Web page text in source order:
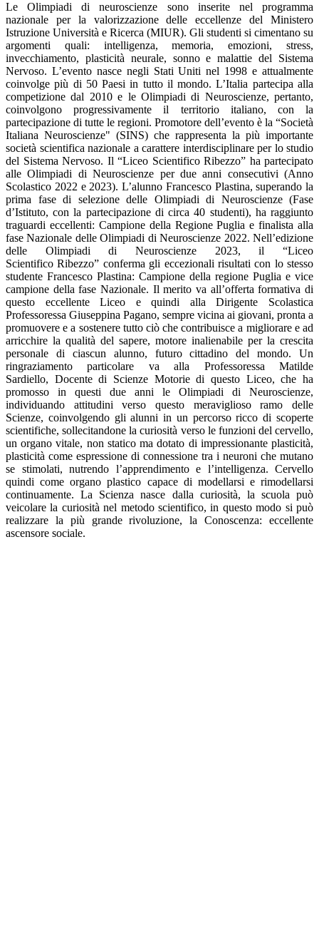
Le Olimpiadi di neuroscienze sono inserite nel programma
nazionale per la valorizzazione delle eccellenze del Ministero
Istruzione Università e Ricerca (MIUR). Gli studenti si cimentano su
argomenti quali: intelligenza, memoria, emozioni, stress,
invecchiamento, plasticità neurale, sonno e malattie del Sistema
Nervoso. L’evento nasce negli Stati Uniti nel 1998 e attualmente
coinvolge più di 50 Paesi in tutto il mondo. L’Italia partecipa alla
competizione dal 2010 e le Olimpiadi di Neuroscienze, pertanto,
coinvolgono progressivamente il territorio italiano, con la
partecipazione di tutte le regioni. Promotore dell’evento è la “Società
Italiana Neuroscienze" (SINS) che rappresenta la più importante
società scientifica nazionale a carattere interdisciplinare per lo studio
del Sistema Nervoso. Il “Liceo Scientifico Ribezzo” ha partecipato
alle Olimpiadi di Neuroscienze per due anni consecutivi (Anno
Scolastico 2022 e 2023). L’alunno Francesco Plastina, superando la
prima fase di selezione delle Olimpiadi di Neuroscienze (Fase
d’Istituto, con la partecipazione di circa 40 studenti), ha raggiunto
traguardi eccellenti: Campione della Regione Puglia e finalista alla
fase Nazionale delle Olimpiadi di Neuroscienze 2022. Nell’edizione
delle Olimpiadi di Neuroscienze 2023, il “Liceo
Scientifico Ribezzo” conferma gli eccezionali risultati con lo stesso
studente Francesco Plastina: Campione della regione Puglia e vice
campione della fase Nazionale. Il merito va all’offerta formativa di
questo eccellente Liceo e quindi alla Dirigente Scolastica
Professoressa Giuseppina Pagano, sempre vicina ai giovani, pronta a
promuovere e a sostenere tutto ciò che contribuisce a migliorare e ad
arricchire la qualità del sapere, motore inalienabile per la crescita
personale di ciascun alunno, futuro cittadino del mondo. Un
ringraziamento particolare va alla Professoressa Matilde
Sardiello, Docente di Scienze Motorie di questo Liceo, che ha
promosso in questi due anni le Olimpiadi di Neuroscienze,
individuando attitudini verso questo meraviglioso ramo delle
Scienze, coinvolgendo gli alunni in un percorso ricco di scoperte
scientifiche, sollecitandone la curiosità verso le funzioni del cervello,
un organo vitale, non statico ma dotato di impressionante plasticità,
plasticità come espressione di connessione tra i neuroni che mutano
se stimolati, nutrendo l’apprendimento e l’intelligenza. Cervello
quindi come organo plastico capace di modellarsi e rimodellarsi
continuamente. La Scienza nasce dalla curiosità, la scuola può
veicolare la curiosità nel metodo scientifico, in questo modo si può
realizzare la più grande rivoluzione, la Conoscenza: eccellente
ascensore sociale.